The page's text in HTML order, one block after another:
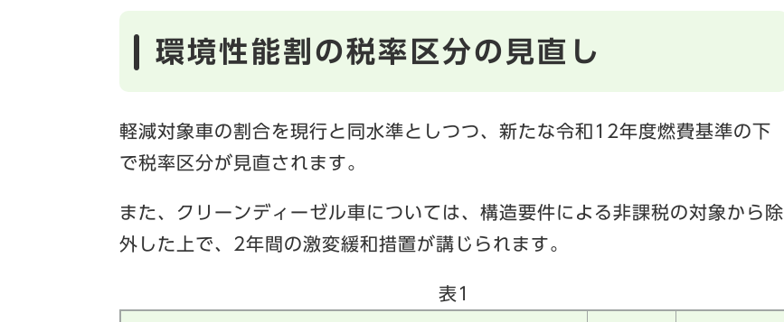
環境性能割の税率区分の見直し
軽減対象車の割合を現行と同水準としつつ、新たな令和12年度燃費基準の下
で税率区分が見直されます。
また、クリーンディーゼル車については、構造要件による非課税の対象から除
外した上で、2年間の激変緩和措置が講じられます。
表1